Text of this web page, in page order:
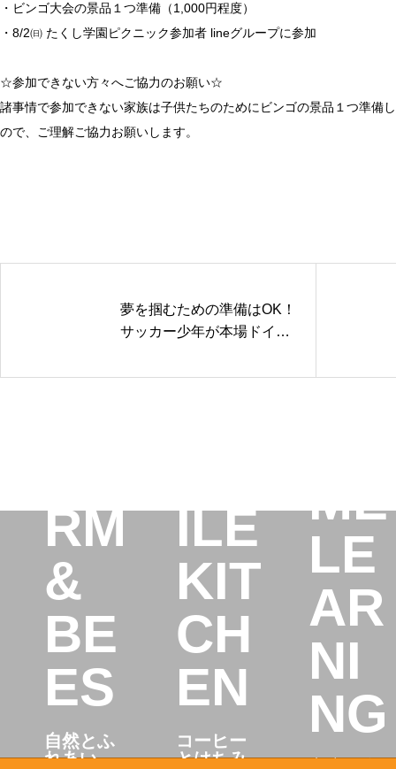
・ビンゴ大会の景品１つ準備（1,000円程度）
・8/2㈰ たくし学園ピクニック参加者 lineグループに参加
☆参加できない方々へご協力のお願い☆
諸事情で参加できない家族は子供たちのためにビンゴの景品１つ準備
ので、ご理解ご協力お願いします。
夢を掴むための準備はOK！
サッカー少年が本場ドイツ
夢にチャレンジ
RM
&
BE
ES
自然とふ
れあい、
ILE
KIT
CH
EN
コーヒー
とはちみ
ME
LE
AR
NI
NG